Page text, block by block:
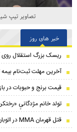
تصاویر تیپ
خبر های روز
ریسک بزرگ استقلال روی
آخرین مهلت ثبت‌نام
قیمت برنج و حبوبات در
تولد خانم مژدگانیِِ
قتل قهرمان MMA در اتوبان همت